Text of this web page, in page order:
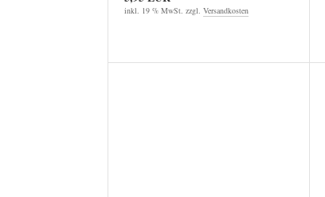
inkl. 19 % MwSt. zzgl. Versandkosten